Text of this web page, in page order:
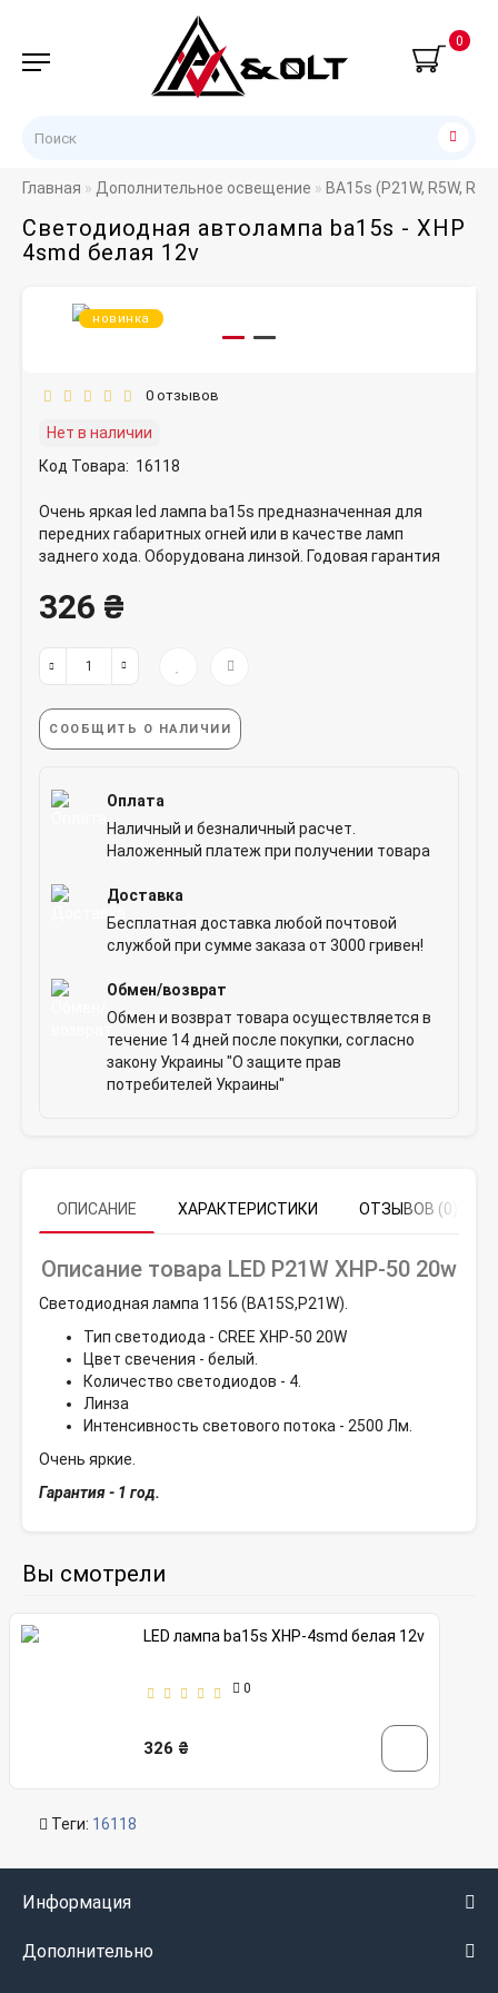
0
Главная Дополнительное освещение BA15s (P21W, R5W,
Светодиодная автолампа ba15s - XHP
4smd белая 12v
новинка
0 отзывов
Нет в наличии
Код Товара: 16118
Очень яркая led лампа ba15s предназначенная для
передних габаритных огней или в качестве ламп
заднего хода. Оборудована линзой. Годовая гарантия
326 ₴
СООБЩИТЬ О НАЛИЧИИ
Оплата
Наличный и безналичный расчет.
Наложенный платеж при получении товара
Доставка
Бесплатная доставка любой почтовой
службой при сумме заказа от 3000 гривен!
Обмен/возврат
Обмен и возврат товара осуществляется в
течение 14 дней после покупки, согласно
закону Украины "О защите прав
потребителей Украины"
ОПИСАНИЕ ХАРАКТЕРИСТИКИ ОТЗЫВОВ (0)
Описание товара LED P21W XHP-50 20w
Светодиодная лампа 1156 (BA15S,P21W).
Тип светодиода - CREE XHP-50 20W
Цвет свечения - белый.
Количество светодиодов - 4.
Линза
Интенсивность светового потока - 2500 Лм.
Очень яркие.
Гарантия - 1 год.
Вы смотрели
LED лампа ba15s XHP-4smd белая 12v
0
326 ₴
Теги: 16118
Информация
Дополнительно